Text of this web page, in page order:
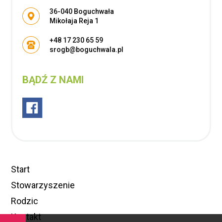
Adres pocztowy:
36-040 Boguchwała
Mikołaja Reja 1
+48 17 230 65 59
srogb@boguchwala.pl
BĄDŹ Z NAMI
Start
Stowarzyszenie
Rodzic
Kontakt